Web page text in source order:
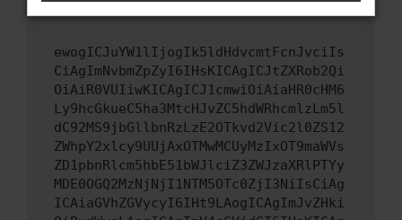
ewogICJuYW1lIjogIk5ldHdvcmtFcnJvciIs
CiAgImNvbmZpZyI6IHsKICAgICJtZXRob2Qi
OiAiR0VUIiwKICAgICJ1cmwiOiAiaHR0cHM6
Ly9hcGkueC5ha3MtcHJvZC5hdWRhcmlzLm5l
dC92MS9jbGllbnRzLzE2OTkvd2Vic2l0ZS12
ZWhpY2xlcy9UUjAxOTMwMCUyMzIxOT9maWVs
ZD1pbnRlcm5hbE51bWJlciZ3ZWJzaXRlPTYy
MDE0OGQ2MzNjNjI1NTM5OTc0ZjI3NiIsCiAg
ICAiaGVhZGVycyI6IHt9LAogICAgImJvZHki